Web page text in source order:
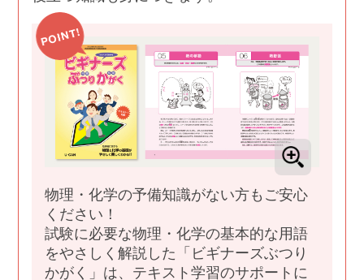
物理・化学の予備知識がない方もご安心
ください！
試験に必要な物理・化学の基本的な用語
をやさしく解説した「ビギナーズぶつり
かがく」は、テキスト学習のサポートに